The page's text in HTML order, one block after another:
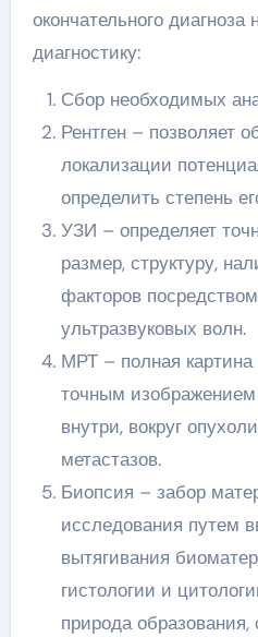
окончательного диагноза
диагностику:
Сбор необходимых
Рентген – позволяет
локализации
определить степень
УЗИ – определяет
размер, структуру,
факторов
ультразвуковых волн.
МРТ – полная
точным
внутри, вокруг
метастазов.
Биопсия – забор
исследования путем
вытягивания
гистологии и
природа образования,